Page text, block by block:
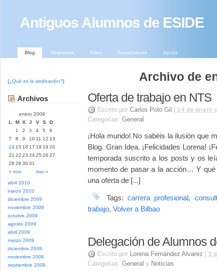
Antiguos Alumnos de ESIDE
Blog Regístrate Orlas Presentación Ayuda
[¿Qué es la sindicación?]
Archivos
enero 2008
L
M X J V S D
« nov mar »
1 2 3 4 5
6
7
8 9 10 11 12 13
14 15 16 17 18 19 20
21 22 23 2425 26 27
28 29 3031
abril 2010
marzo 2010
diciembre 2009
noviembre 2009
octubre 2009
agosto 2009
abril 2009
marzo 2009
diciembre 2008
noviembre 2008
septiembre 2008
Archivo de
Oferta de trabajo en NTS
Escrito por Carlos Polo Gil 14 de enero
Categorías: General
¡Hola mundo! No sabéis la ilusión que
Blog. Gran Idea. ¡Felicidades Lorena!
temporada suscrito a los posts y os
momento de pasar a la acción… Y
una oferta de [...]
Tags:carrera profesional,
trabajo, Volver a Bilbao
Delegación de Alumnos
Escrito por Lorena Fernández Alvarez 3
Categorías: General y Noticias